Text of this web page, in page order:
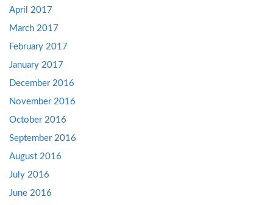
April 2017
March 2017
February 2017
January 2017
December 2016
November 2016
October 2016
September 2016
August 2016
July 2016
June 2016